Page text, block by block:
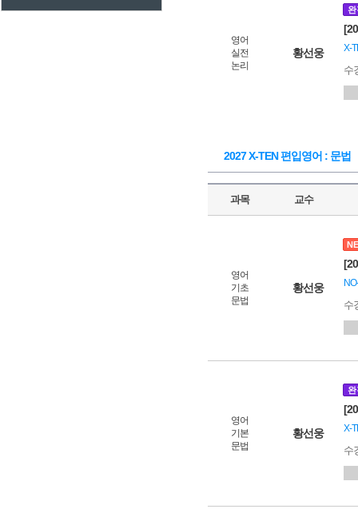
영어
실전
논리
황선웅
완
X-
수
2027 X-TEN 편입영어 : 문법
과목 교수
영어
기초
문법
황선웅
수
영어
기본
문법
황선웅
완
X-
수